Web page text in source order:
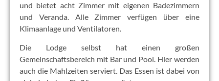
und bietet acht Zimmer mit eigenen Badezimmern
und Veranda. Alle Zimmer verfügen über eine
Klimaanlage und Ventilatoren.
Die Lodge selbst hat einen großen
Gemeinschaftsbereich mit Bar und Pool. Hier werden
auch die Mahlzeiten serviert. Das Essen ist dabei von